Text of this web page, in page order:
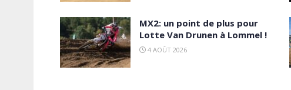
MX2: un point de plus pour
Lotte Van Drunen à Lommel !
4 AOÛT 2026